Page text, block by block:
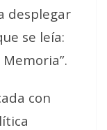
desplegar
se leía:
con